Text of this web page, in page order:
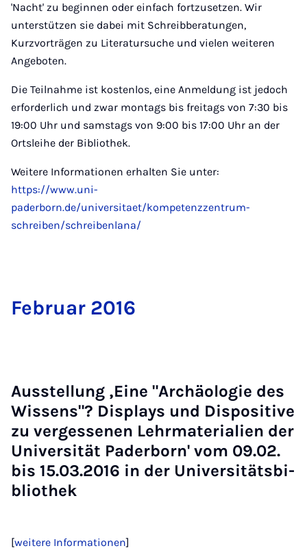
'Nacht' zu beginnen oder einfach fortzusetzen. Wir
unterstützen sie dabei mit Schreibberatungen,
Kurzvorträgen zu Literatursuche und vielen weiteren
Angeboten.
Die Teilnahme ist kostenlos, eine Anmeldung ist jedoch
erforderlich und zwar montags bis freitags von 7:30 bis
19:00 Uhr und samstags von 9:00 bis 17:00 Uhr an der
Ortsleihe der Bibliothek.
Weitere Informationen erhalten Sie unter:
https://www.uni-
paderborn.de/universitaet/kompetenzzentrum-
schreiben/schreibenlana/
Fe­bru­ar 2016
Ausstel­lung ‚Ei­ne "Ar­chäo­lo­gie des
Wis­sens"? Dis­plays und Dis­po­si­ti­ve
zu ver­ges­se­nen Lehr­ma­te­ri­a­li­en der
Uni­ver­si­tät Pa­der­born' vom 09.02.
bis 15.03.2016 in der Uni­ver­si­täts­bi­
blio­thek
[weitere Informationen]